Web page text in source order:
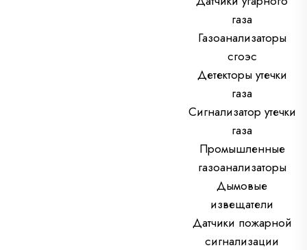
газа
Газоанализаторы
сгоэс
Детекторы утечки
газа
Сигнализатор утечки
газа
Промышленные
газоанализаторы
Дымовые
извещатели
Датчики пожарной
сигнализации